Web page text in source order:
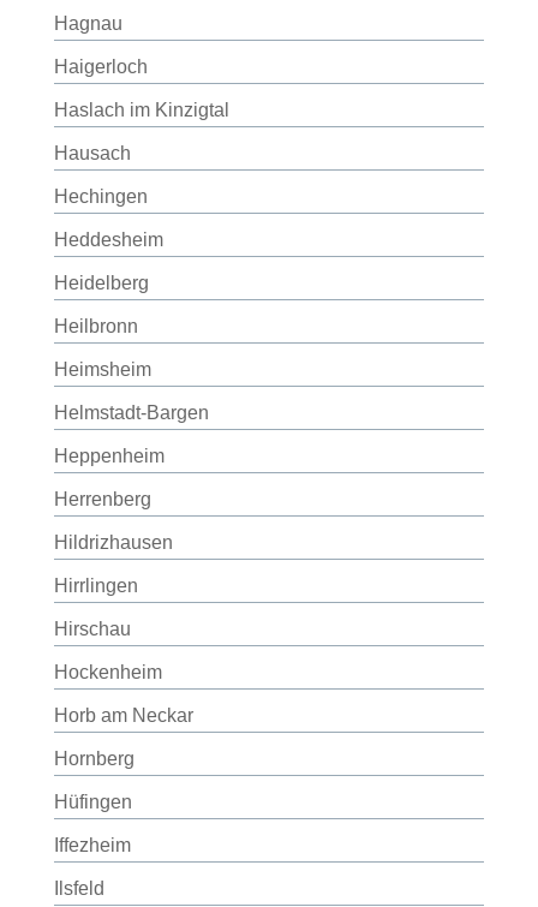
Hagnau
Haigerloch
Haslach im Kinzigtal
Hausach
Hechingen
Heddesheim
Heidelberg
Heilbronn
Heimsheim
Helmstadt-Bargen
Heppenheim
Herrenberg
Hildrizhausen
Hirrlingen
Hirschau
Hockenheim
Horb am Neckar
Hornberg
Hüfingen
Iffezheim
Ilsfeld